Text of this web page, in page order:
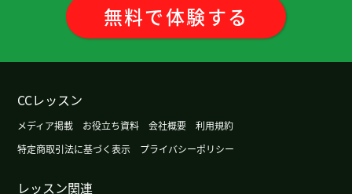
無料で体験する
CCレッスン
メディア掲載 お役立ち資料 会社概要
利用規約
特定商取引法に基づく表示
プライバシーポリシー
レッスン関連